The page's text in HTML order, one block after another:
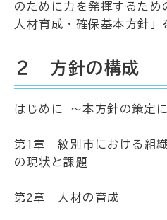
のために力を発揮するため
人材育成・確保基本方針」
２ 方針の構成
はじめに ～本方針の策定
第1章 紋別市における組
の現状と課題
第2章 人材の育成